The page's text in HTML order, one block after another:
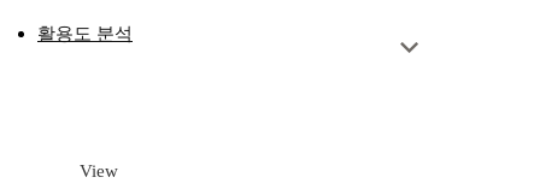
활용도 분석
View